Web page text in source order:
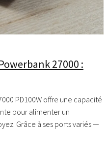
27000 :
PD100W offre une capacité
pour alimenter un
Grâce à ses ports variés —